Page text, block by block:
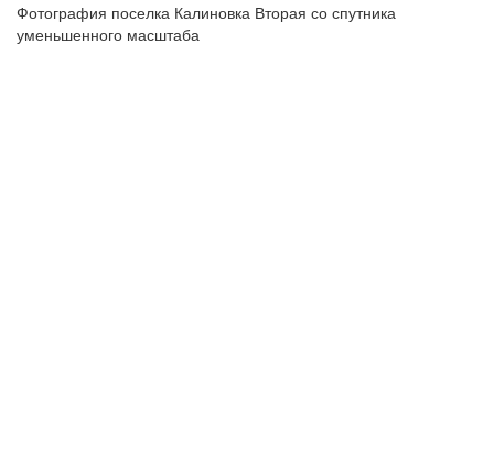
Фотография поселка Калиновка Вторая со спутника
уменьшенного масштаба